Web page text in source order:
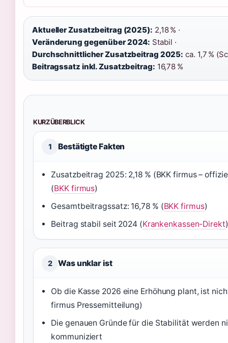
Aktueller Zusatzbeitrag (2025): 2,18 % ·
Veränderung gegenüber 2024: Stabil ·
Durchschnittlicher Zusatzbeitrag 2025: ca. 1,7 %
Beitragssatz inkl. Zusatzbeitrag: 16,78 %
KURZÜBERBLICK
1 Bestätigte Fakten
Zusatzbeitrag 2025: 2,18 % (BKK firmus –
(BKK firmus)
Gesamtbeitragssatz: 16,78 % (BKK firmus)
Beitrag stabil seit 2024 (Krankenkassen-Direkt)
2 Was unklar ist
Ob die Kasse 2026 eine Erhöhung plant, ist
firmus Pressemitteilung)
Die genauen Gründe für die Stabilität werden
kommuniziert